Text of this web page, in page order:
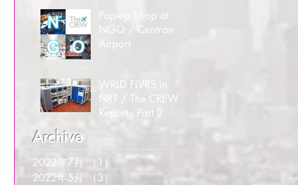
Pop-up Shop at
NGO / Centrair
Airport
WRLD FLVRS in
NRT / The CREW
Report - Part 2
Archive
2022年7月 （1）
1件の記事
2022年5月
（3）
3件の記事